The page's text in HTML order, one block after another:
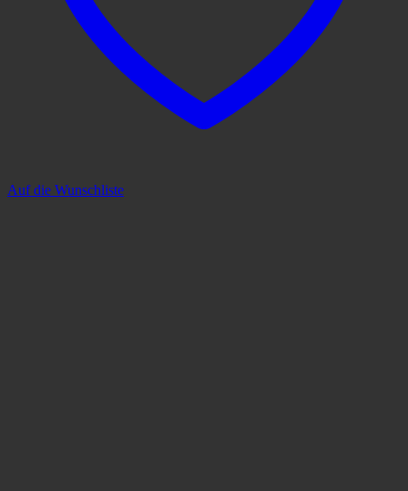
Auf die Wunschliste